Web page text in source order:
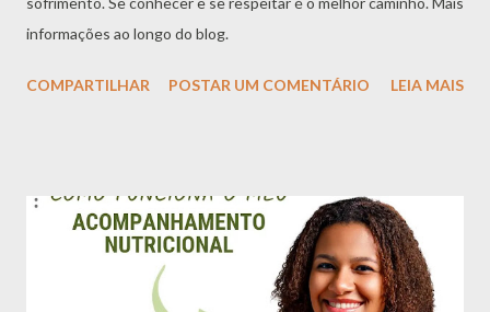
informações ao longo do blog.
COMPARTILHAR POSTAR UM COMENTÁRIO LEIA MAIS